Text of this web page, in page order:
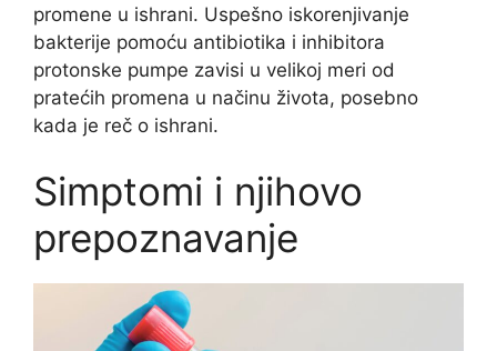
promene u ishrani. Uspešno iskorenjivanje
bakterije pomoću antibiotika i inhibitora
protonske pumpe zavisi u velikoj meri od
pratećih promena u načinu života, posebno
kada je reč o ishrani.
Simptomi i njihovo
prepoznavanje